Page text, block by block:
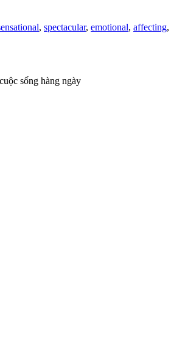
, spectacular, emotional, affecting,
sống hàng ngày